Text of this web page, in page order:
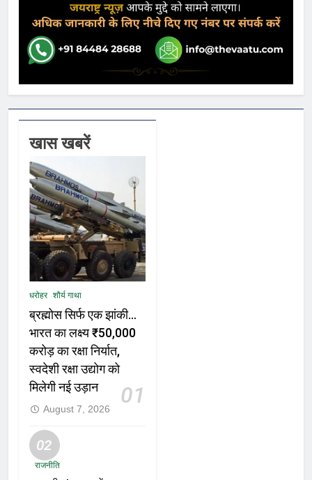
खास खबरें
धरोहर शौर्य गाथा
ब्रह्मोस सिर्फ एक झांकी…
भारत का लक्ष्य ₹50,000
करोड़ का रक्षा निर्यात,
स्वदेशी रक्षा उद्योग को
मिलेगी नई उड़ान
01
August 7, 2026
02
राजनीति